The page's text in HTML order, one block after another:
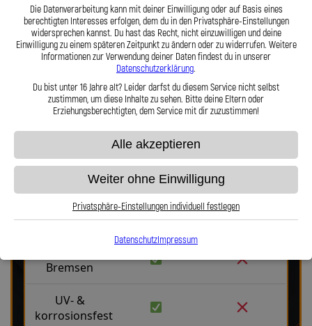
Stahlflex vs. Gummi
Fakten Stahlflex Gummi
langlebig
Aufblähen
unter Druck
Bremsen
UV- &
korrosionsfest
Die Datenverarbeitung kann mit deiner Einwilligung oder auf Basis eines
berechtigten Interesses erfolgen, dem du in den Privatsphäre-Einstellungen
widersprechen kannst. Du hast das Recht, nicht einzuwilligen und deine
Einwilligung zu einem späteren Zeitpunkt zu ändern oder zu widerrufen. Weitere
Informationen zur Verwendung deiner Daten findest du in unserer
Datenschutzerklärung.
Du bist unter 16 Jahre alt? Leider darfst du diesem Service nicht selbst
zustimmen, um diese Inhalte zu sehen. Bitte deine Eltern oder
Erziehungsberechtigten, dem Service mit dir zuzustimmen!
Alle akzeptieren
Weiter ohne Einwilligung
Privatsphäre-Einstellungen individuell festlegen
DatenschutzImpressum